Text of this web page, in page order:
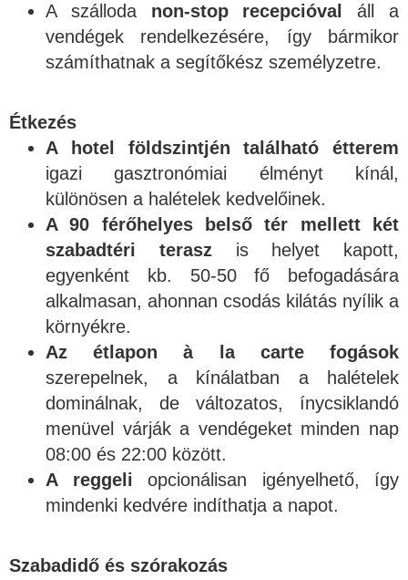
A szálloda non-stop recepcióval
áll a
vendégek rendelkezésére, így bármikor
számíthatnak a segítőkész személyzetre.
Étkezés
A hotel földszintjén található étterem
igazi gasztronómiai élményt kínál,
különösen a halételek kedvelőinek.
A 90 férőhelyes belső tér mellett két
szabadtéri teraszis helyet kapott,
egyenként kb. 50-50 fő befogadására
alkalmasan, ahonnan csodás kilátás nyílik a
környékre.
Az étlapon à la carte fogások
szerepelnek, a kínálatban a halételek
dominálnak, de változatos, ínycsiklandó
menüvel várják a vendégeket minden nap
08:00 és 22:00 között.
A reggeli opcionálisan igényelhető, így
mindenki kedvére indíthatja a napot.
Szabadidő és szórakozás